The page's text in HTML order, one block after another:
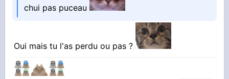
chui pas puceau
Oui mais tu l'as perdu ou pas ?